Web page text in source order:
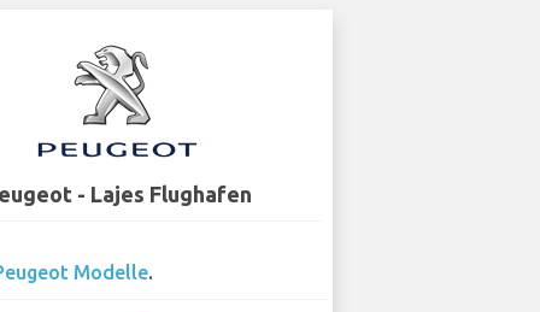
- Lajes Flughafen
Modelle.